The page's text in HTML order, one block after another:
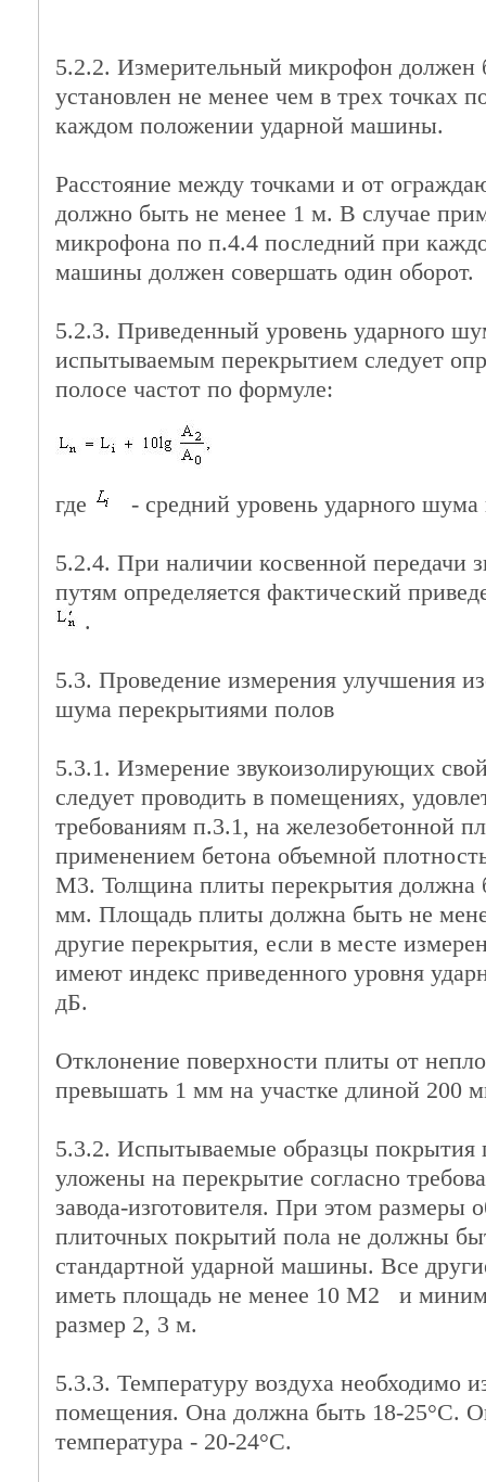
5.2.2. Измерительный микрофон должен
установлен не менее чем в трех точках
каждом положении ударной машины.
Расстояние между точками и от
должно быть не менее 1 м. В случае
микрофона по п.4.4 последний при
машины должен совершать один оборот.
5.2.3. Приведенный уровень ударного
испытываемым перекрытием следует
полосе частот по формуле:
где - средний уровень ударного
5.2.4. При наличии косвенной передачи
путям определяется фактический
.
5.3. Проведение измерения улучшения
шума перекрытиями полов
5.3.1. Измерение звукоизолирующих
следует проводить в помещениях,
требованиям п.3.1, на железобетонной
применением бетона объемной
M3. Толщина плиты перекрытия должна
мм. Площадь плиты должна быть не
другие перекрытия, если в месте
имеют индекс приведенного уровня
дБ.
Отклонение поверхности плиты от
превышать 1 мм на участке длиной 200
5.3.2. Испытываемые образцы покрытия
уложены на перекрытие согласно
завода-изготовителя. При этом размеры
плиточных покрытий пола не должны
стандартной ударной машины. Все
иметь площадь не менее 10 M2 и
размер 2, 3 м.
5.3.3. Температуру воздуха необходимо
помещения. Она должна быть 18-25°С.
температура - 20-24°С.